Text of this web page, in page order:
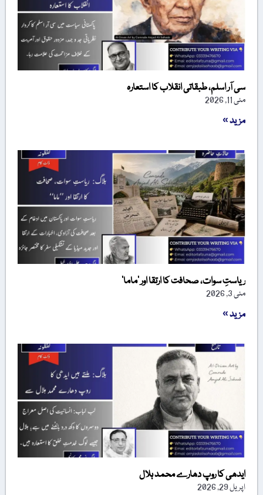
سی آر اسلم، طبقاتی انقلاب کا استعارہ
مئی 11, 2026
مزید »
ریاستِ سوات، صحافت کا ارتقا اور ’ماما‘
مئی 3, 2026
مزید »
ایدھی کا روپ دھارے محمد ہلال
اپریل 29, 2026